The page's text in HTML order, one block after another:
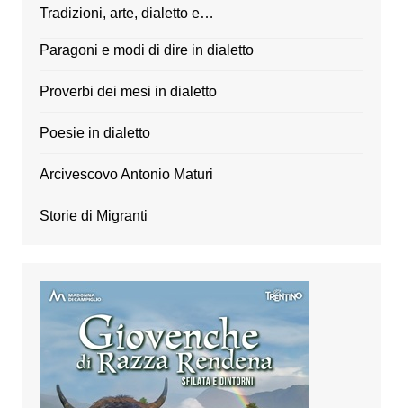
Tradizioni, arte, dialetto e…
Paragoni e modi di dire in dialetto
Proverbi dei mesi in dialetto
Poesie in dialetto
Arcivescovo Antonio Maturi
Storie di Migranti